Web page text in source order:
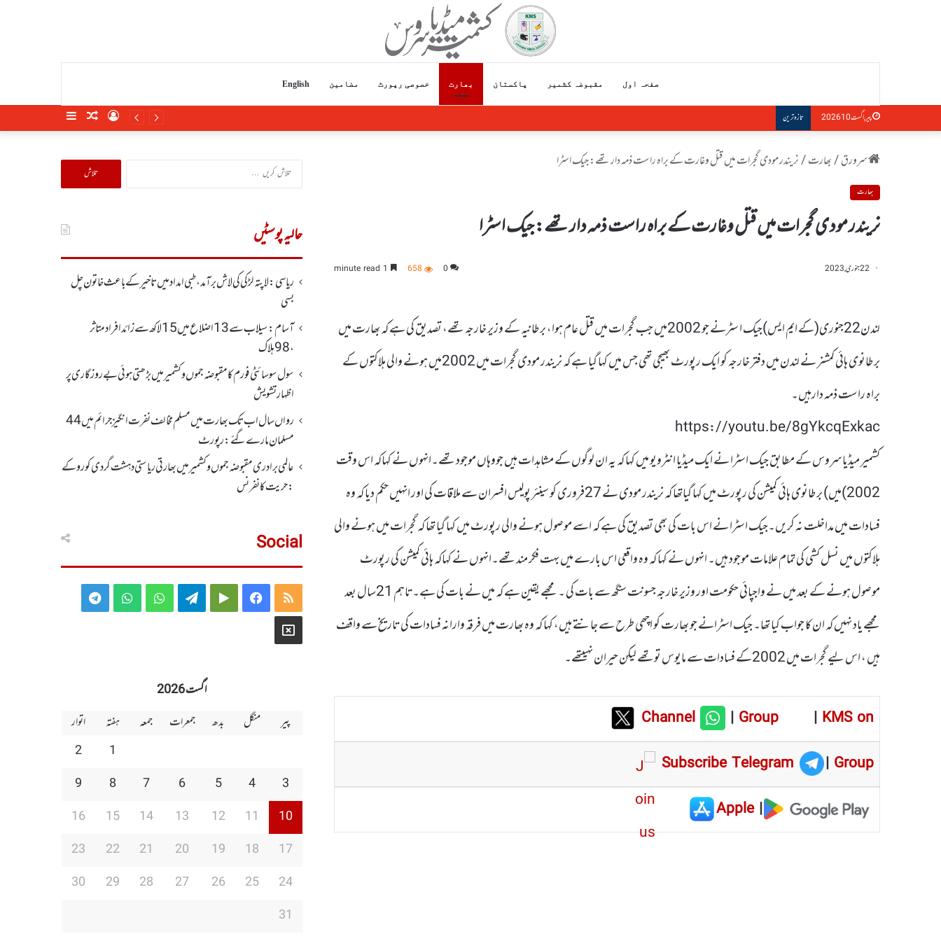
صفحہ اول مقبوضہ کشمیر پاکستان بھارت خصوصی رپورٹ مضامین English
پیر, اگست 10 2026 تازہ ترین SidebarRandomLog
سرورق/بھارت/نریندر مودی گجرات میں قتل وغارت کے براہ راست ذمہ دار تھے: جیک اسٹرا
بھارت
نریندر مودی گجرات میں قتل وغارت کے براہ راست ذمہ دار تھے: جیک اسٹرا
22 جنوری, 2023 0
658
لندن22جنوری(کے ایم ایس)جیک ا سٹرنے جو 2002میں جب گجرات میں قتل عام ہوا، برطانیہ کے وزیر خارجہ تھے، تصدیق کی ہے کہ بھارت میں
برطانوی ہائی کمشنر نے لندن میں دفتر خارجہ کو ایک رپورٹ بھیجی تھی جس میں کہا گیا ہے کہ نریندر مودی گجرات میں 2002میں ہونے والی ہلاکتوں کے
براہ راست ذمہ دارہیں۔
https://youtu.be/8gYkcqExkac
کشمیر میڈیا سروس کے مطابق جیک اسٹرا نے ایک میڈیا انٹرویو میں کہا کہ یہ ان لوگوں کے مشاہدات ہیں جووہاں موجود تھے۔انہوں نے کہاکہ اس وقت
2002)میں) برطانوی ہائی کمیشن کی رپورٹ میں کہا گیاتھا کہ نریندر مودی نے 27فروری کو سینئر پولیس افسران سے ملاقات کی اور انہیں حکم دیا کہ وہ
فسادات میں مداخلت نہ کریں۔جیک اسٹرا نے اس بات کی بھی تصدیق کی ہے کہ اسے موصول ہونے والی رپورٹ میں کہا گیا تھا کہ گجرات میں ہونے والی
ہلاکتوں میں نسل کشی کی تمام علامات موجود ہیں۔ انہوں نے کہا کہ وہ واقعی اس بارے میں بہت فکر مند تھے۔انہوں نے کہاکہ ہائی کمیشن کی رپورٹ
موصول ہونے کے بعد میں نے واجپائی حکومت اور وزیر خارجہ جسونت سنگھ سے بات کی ۔ مجھے یقین ہے کہ میں نے بات کی ہے۔تاہم 21سال بعد
مجھے یاد نہیں کہ ان کا جواب کیا تھا۔ جیک اسٹرانے جو بھارت کو اچھی طرح سے جانتے ہیں، کہا کہ وہ بھارت میں فرقہ وارانہ فسادات کی تاریخ سے واقف
ہیں ، اس لیے گجرات میں 2002کے فسادات سے مایوس توتھے لیکن حیران نہیںتھے۔
Channel |Group | KMS on
Subscribe Telegram
| Group
|
Apple
تلاش
کریں
حالیہ پوسٹیں
ریاسی: لاپتہ لڑکی کی لاش برآمد، طبی امداد میں تاخیرکے باعث خاتون چل
بسی
آسام: سیلاب سے 13اضلاع میں 15لاکھ سے زائد افراد متاثر
، 98ہلاک
سول سوسائٹی فورم کا مقبوضہ جموں وکشمیر میں بڑھتی ہوئی بے روزگاری پر
اظہارتشویش
رواں سال اب تک بھارت میں مسلم مخالف نفرت انگیز جرائم میں 44
مسلمان مارے گئے: رپورٹ
عالمی برادری مقبوضہ جموں وکشمیر میں بھارتی ریاستی دہشت گردی کو روکے
: حریت کانفرنس
Social
RSS
Facebook
Google
Telegram
WhatsApp
WhatsApp
Telegram
X
اگست 2026
پیر
منگل بدھ جمعرات جمعہ ہفتہ
اتوار
1
2
3
4
5
6
7
8
9
10
11
12
13
14
15
16
17
18
19
20
21
22
23
24
25
26
27
28
29
30
31